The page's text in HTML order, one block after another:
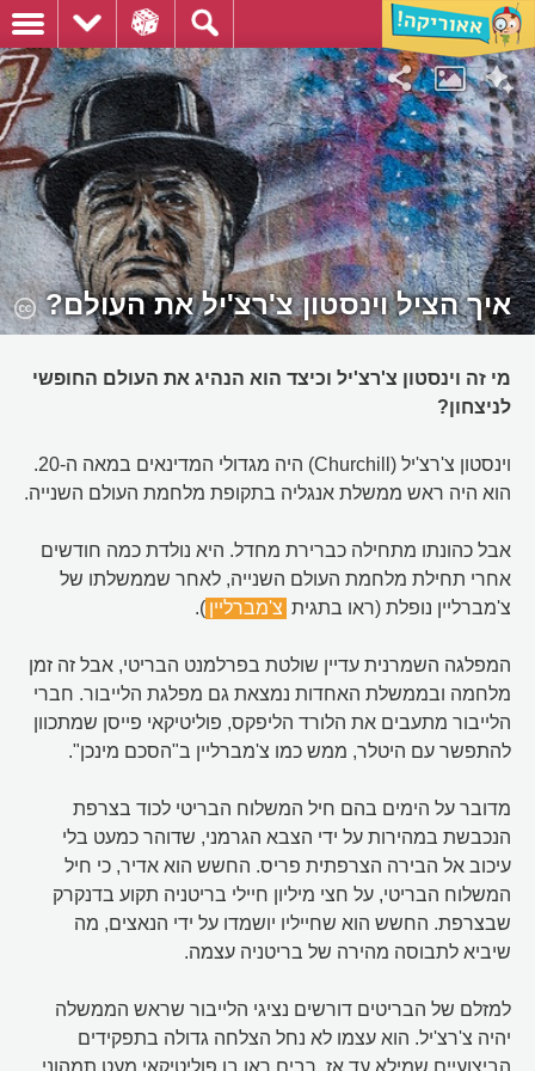
איך הציל וינסטון צ'רצ'יל את העולם?
מי זה וינסטון צ'רצ'יל וכיצד הוא הנהיג את העולם החופשי
לניצחון?
וינסטון צ'רצ'יל (Churchill) היה מגדולי המדינאים במאה ה-20.
הוא היה ראש ממשלת אנגליה בתקופת מלחמת העולם השנייה.
אבל כהונתו מתחילה כברירת מחדל. היא נולדת כמה חודשים
אחרי תחילת מלחמת העולם השנייה, לאחר שממשלתו של
צ'מברליין נופלת (ראו בתגית צ'מברליין ).
המפלגה השמרנית עדיין שולטת בפרלמנט הבריטי, אבל זה זמן
מלחמה ובממשלת האחדות נמצאת גם מפלגת הלייבור. חברי
הלייבור מתעבים את הלורד הליפקס, פוליטיקאי פייסן שמתכוון
להתפשר עם היטלר, ממש כמו צ'מברליין ב"הסכם מינכן".
מדובר על הימים בהם חיל המשלוח הבריטי לכוד בצרפת
הנכבשת במהירות על ידי הצבא הגרמני, שדוהר כמעט בלי
עיכוב אל הבירה הצרפתית פריס. החשש הוא אדיר, כי חיל
המשלוח הבריטי, על חצי מיליון חיילי בריטניה תקוע בדנקרק
שבצרפת. החשש הוא שחייליו יושמדו על ידי הנאצים, מה
שיביא לתבוסה מהירה של בריטניה עצמה.
למזלם של הבריטים דורשים נציגי הלייבור שראש הממשלה
יהיה צ'רצ'יל. הוא עצמו לא נחל הצלחה גדולה בתפקידים
הביצועיים שמילא עד אז. רבים ראו בו פוליטיקאי מעט תמהוני.